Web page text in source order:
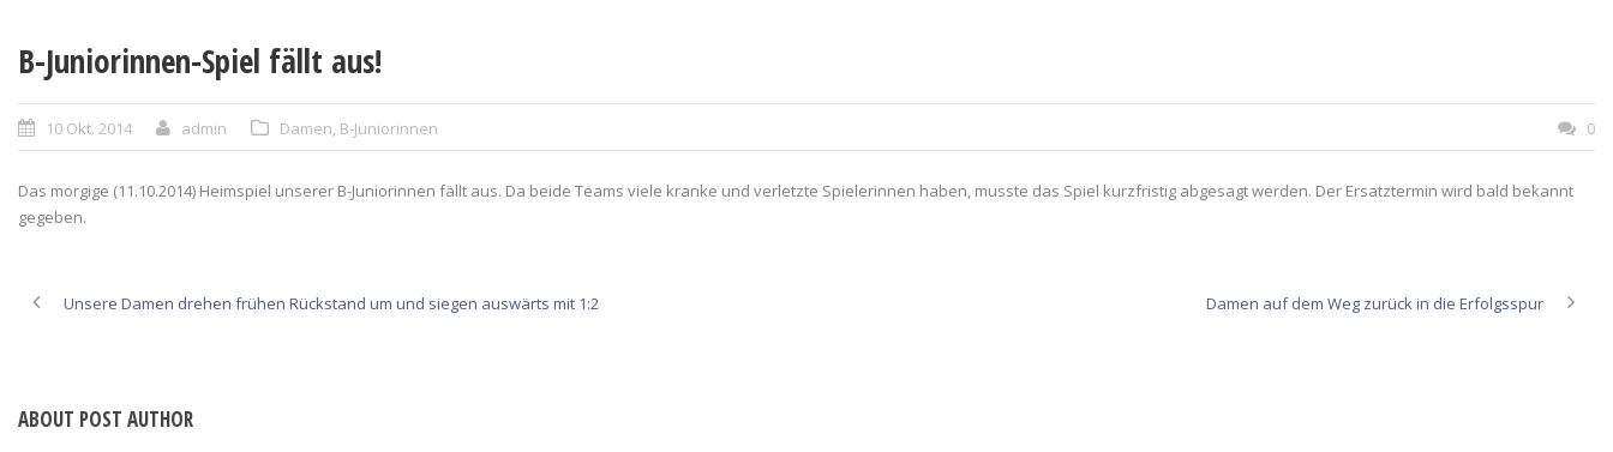
B-Juniorinnen-Spiel fällt aus!
10 Okt. 2014 admin Damen, B-Juniorinnen 0
Das morgige (11.10.2014) Heimspiel unserer B-Juniorinnen fällt aus. Da beide Teams viele kranke und verletzte Spielerinnen haben, musste das Spiel kurzfristig abgesagt werden. Der Ersatztermin wird bald bekannt
gegeben.
Unsere Damen drehen frühen Rückstand um und siegen auswärts mit 1:2 Damen auf dem Weg zurück in die Erfolgsspur
ABOUT POST AUTHOR